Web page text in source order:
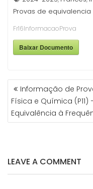
Provas de
Fr16InformacaoProva
Baixar Documento
NAVEGAÇÃO
DE
ARTIGOS
Informação de
Física e Química (P11)
Equivalência à
LEAVE A COMMENT